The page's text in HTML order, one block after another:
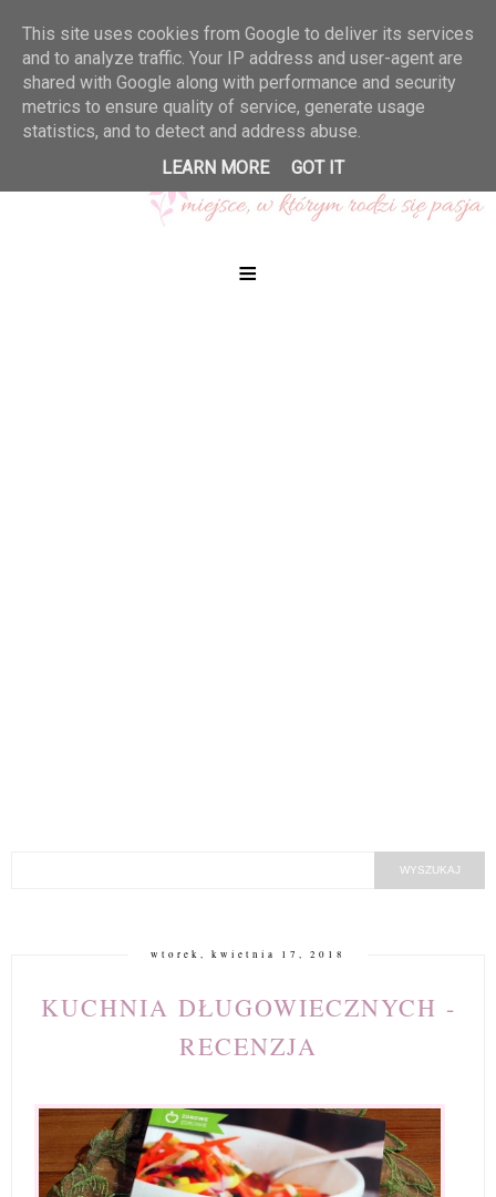
≡
wtorek, kwietnia 17, 2018
KUCHNIA DŁUGOWIECZNYCH -
RECENZJA
This site uses cookies from Google to deliver its services
and to analyze traffic. Your IP address and user-agent are
shared with Google along with performance and security
metrics to ensure quality of service, generate usage
statistics, and to detect and address abuse.
LEARN MORE
GOT IT